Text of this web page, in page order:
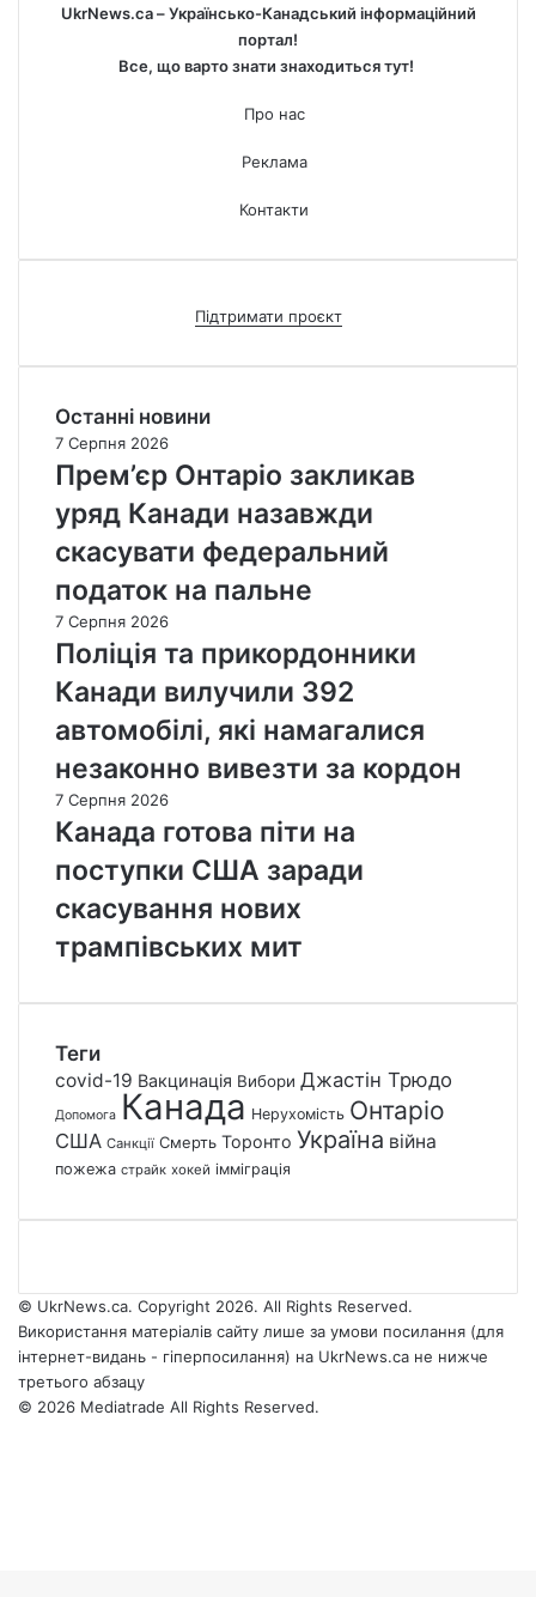
UkrNews.ca – Українсько-Канадський інформаційний
портал!
Все, що варто знати знаходиться тут!
Про нас
Реклама
Контакти
Підтримати проєкт
Останні новини
7 Серпня 2026
Прем’єр Онтаріо закликав
уряд Канади назавжди
скасувати федеральний
податок на пальне
7 Серпня 2026
Поліція та прикордонники
Канади вилучили 392
автомобілі, які намагалися
незаконно вивезти за кордон
7 Серпня 2026
Канада готова піти на
поступки США заради
скасування нових
трампівських мит
Теги
covid-19 Вакцинація Вибори Джастін Трюдо
Допомога Канада Нерухомість Онтаріо
США Санкції Смерть Торонто Україна війна
пожежа страйк хокей імміграція
© UkrNews.ca. Copyright 2026. All Rights Reserved.
Використання матеріалів сайту лише за умови посилання (для
інтернет-видань - гіперпосилання) на UkrNews.ca не нижче
третього абзацу
© 2026 Mediatrade All Rights Reserved.